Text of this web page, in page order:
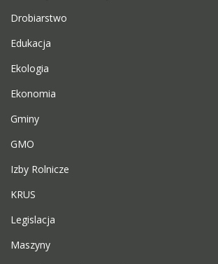
Drobiarstwo
Edukacja
Ekologia
Ekonomia
Gminy
GMO
Izby Rolnicze
KRUS
Legislacja
Maszyny